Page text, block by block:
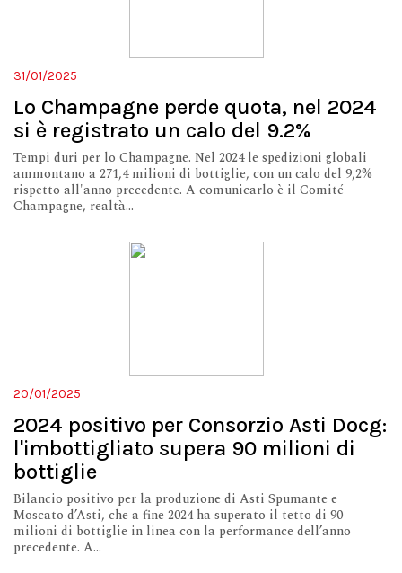
31/01/2025
Lo Champagne perde quota, nel 2024
si è registrato un calo del 9.2%
Tempi duri per lo Champagne. Nel 2024 le spedizioni globali
ammontano a 271,4 milioni di bottiglie, con un calo del 9,2%
rispetto all'anno precedente. A comunicarlo è il Comité
Champagne, realtà...
20/01/2025
2024 positivo per Consorzio Asti Docg:
l'imbottigliato supera 90 milioni di
bottiglie
Bilancio positivo per la produzione di Asti Spumante e
Moscato d’Asti, che a fine 2024 ha superato il tetto di 90
milioni di bottiglie in linea con la performance dell’anno
precedente. A...